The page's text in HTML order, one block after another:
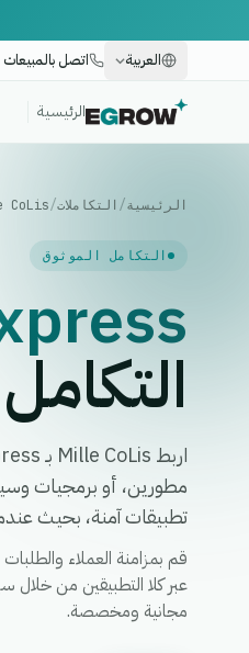
العربية
اتصل بالمبيعات
الرئيسية
الرئيسية/ التكاملات/
CoLis
التكامل الموثوق
التكامل
تطبيقات آمنة، بحيث
مجانية ومخصصة.